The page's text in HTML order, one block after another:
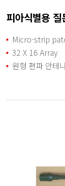
피아식별용
Micro-strip
32 X 16 Array
원형 편파 안테